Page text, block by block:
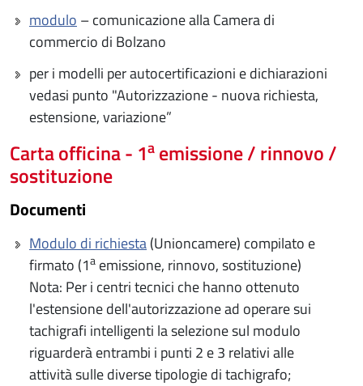
modulo – comunicazione alla Camera di
commercio di Bolzano
per i modelli per autocertificazioni e dichiarazioni
vedasi punto "Autorizzazione - nuova richiesta,
estensione, variazione”
Carta officina - 1a emissione / rinnovo /
sostituzione
Documenti
Modulo di richiesta(Unioncamere) compilato e
firmato (1a emissione, rinnovo, sostituzione)
Nota: Per i centri tecnici che hanno ottenuto
l'estensione dell'autorizzazione ad operare sui
tachigrafi intelligenti la selezione sul modulo
riguarderà entrambi i punti 2 e 3 relativi alle
attività sulle diverse tipologie di tachigrafo;